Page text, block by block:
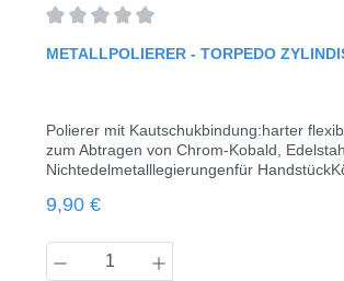
METALLPOLIERER - TORPEDO
Polierer mit Kautschukbindung:harter
zum Abtragen von Chrom-Kobald, Edelstahl und
Nichtedelmetalllegierungenfür
16,0 mmØ 0505 Stück / Pack
Regulärer Preis:
9,90 €
Produkt Anzahl: Gib den